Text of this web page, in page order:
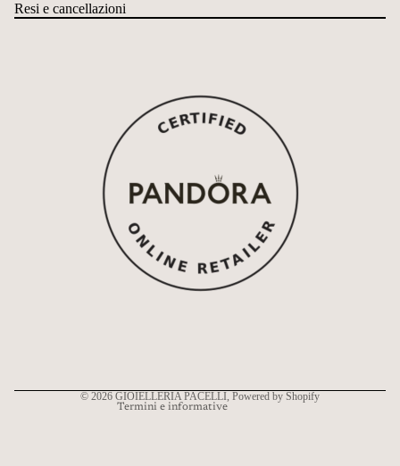
Resi e cancellazioni
© 2026 GIOIELLERIA PACELLI, Powered by Shopify
Termini e informative
Informativa sui rimborsi